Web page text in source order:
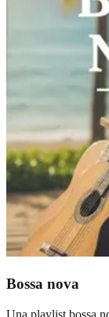
Bossa nova
Una playlist bossa